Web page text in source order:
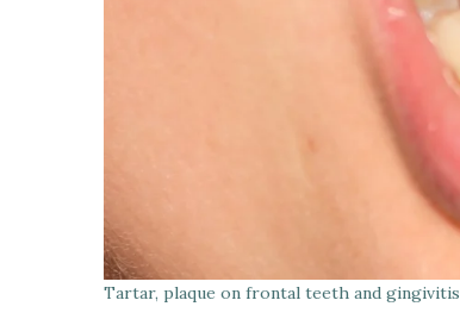
Tartar, plaque on frontal teeth and gingivitis